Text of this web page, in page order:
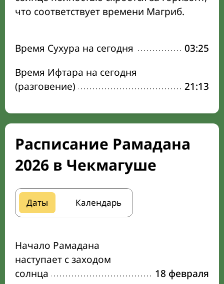
что соответствует времени Магриб.
Время Сухура на сегодня
03:25
Время Ифтара на сегодня
(разговение)
21:13
Расписание Рамадана
2026 в Чекмагуше
Даты Календарь
Начало Рамадана
наступает с заходом
солнца
18 февраля